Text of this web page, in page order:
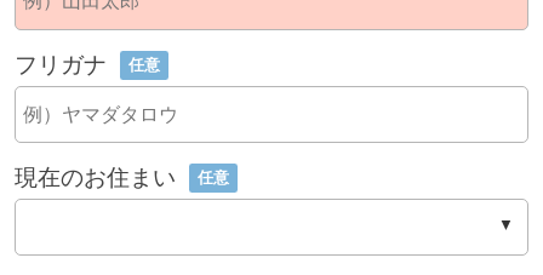
フリガナ 任意
現在のお住まい 任意